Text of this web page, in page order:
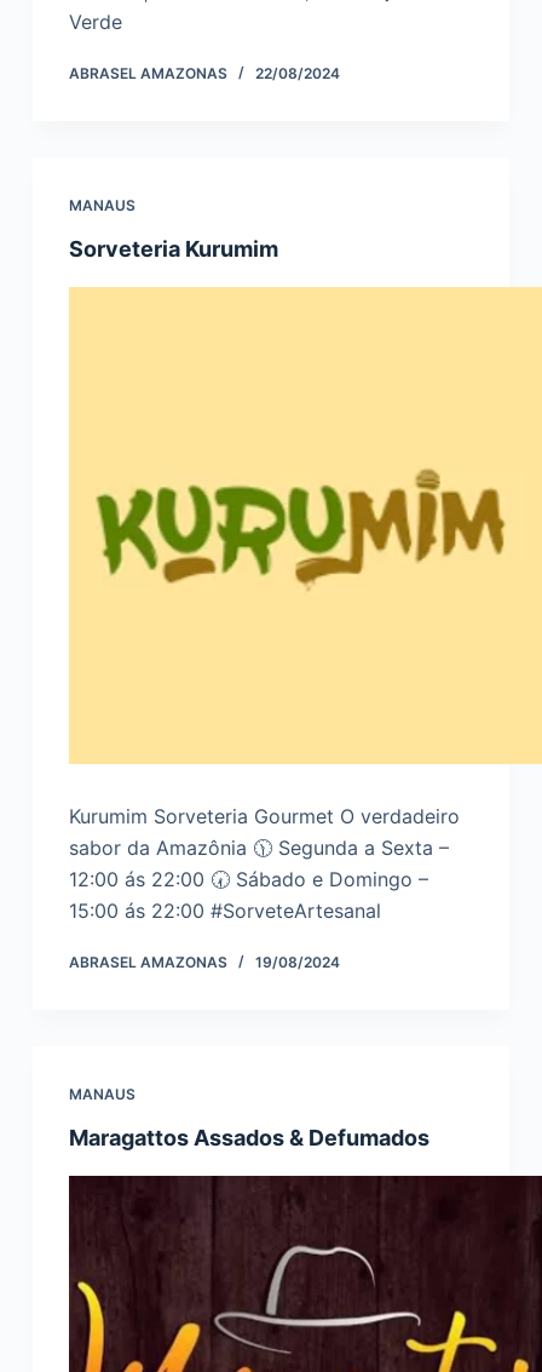
Verde
ABRASEL AMAZONAS 22/08/2024
MANAUS
Sorveteria Kurumim
Kurumim Sorveteria Gourmet O verdadeiro
sabor da Amazônia 🕦 Segunda a Sexta –
12:00 ás 22:00 🕢 Sábado e Domingo –
15:00 ás 22:00 #SorveteArtesanal
ABRASEL AMAZONAS 19/08/2024
MANAUS
Maragattos Assados & Defumados